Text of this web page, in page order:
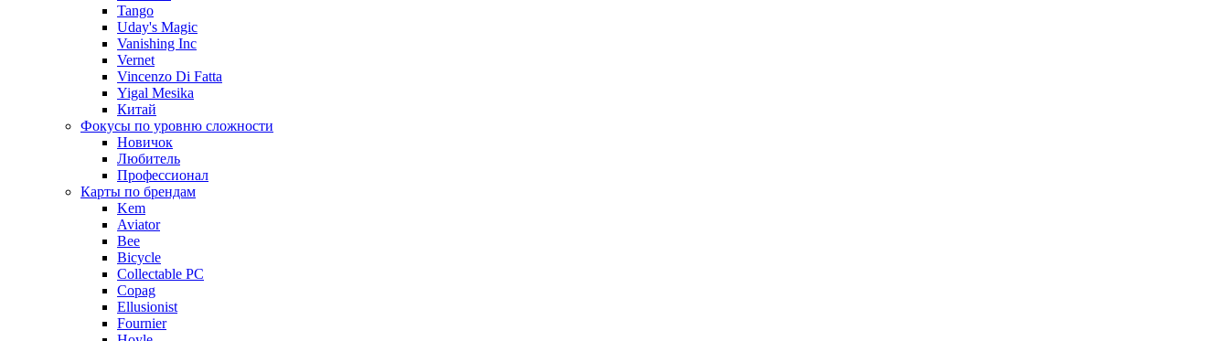
Tango
Uday's Magic
Vanishing Inc
Vernet
Vincenzo Di Fatta
Yigal Mesika
Китай
Фокусы по уровню сложности
Новичок
Любитель
Профессионал
Карты по брендам
Kem
Aviator
Bee
Bicycle
Collectable PC
Copag
Ellusionist
Fournier